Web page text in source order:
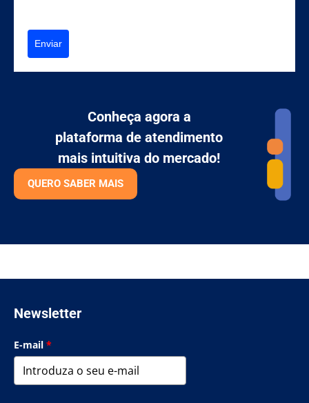
Enviar
Conheça agora a
plataforma de atendimento
mais intuitiva do mercado!
QUERO SABER MAIS
Newsletter
E-mail *